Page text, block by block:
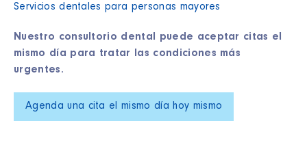
Servicios dentales para personas mayores
Nuestro consultorio dental puede aceptar citas el
mismo día para tratar las condiciones más
urgentes.
Agenda una cita el mismo día hoy mismo